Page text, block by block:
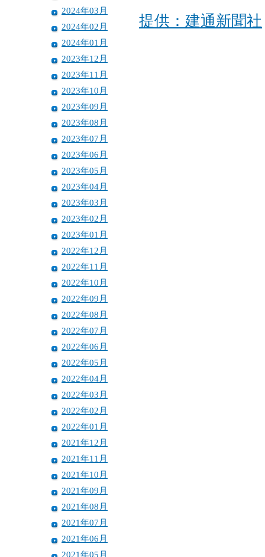
2024年03月
2024年02月
2024年01月
2023年12月
2023年11月
2023年10月
2023年09月
2023年08月
2023年07月
2023年06月
2023年05月
2023年04月
2023年03月
2023年02月
2023年01月
2022年12月
2022年11月
2022年10月
2022年09月
2022年08月
2022年07月
2022年06月
2022年05月
2022年04月
2022年03月
2022年02月
2022年01月
2021年12月
2021年11月
2021年10月
2021年09月
2021年08月
2021年07月
2021年06月
2021年05月
提供：建通新聞社